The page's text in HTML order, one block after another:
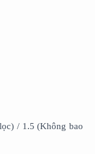
/ 1.5 (Không bao